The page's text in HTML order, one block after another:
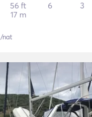
56 ft
17 m
6 3
/nat